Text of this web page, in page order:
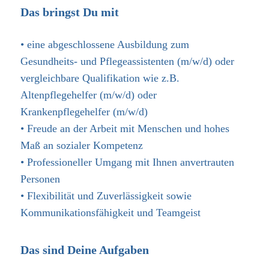
Das bringst Du mit
• eine abgeschlossene Ausbildung zum
Gesundheits- und Pflegeassistenten (m/w/d) oder
vergleichbare Qualifikation wie z.B.
Altenpflegehelfer (m/w/d) oder
Krankenpflegehelfer (m/w/d)
• Freude an der Arbeit mit Menschen und hohes
Maß an sozialer Kompetenz
• Professioneller Umgang mit Ihnen anvertrauten
Personen
• Flexibilität und Zuverlässigkeit sowie
Kommunikationsfähigkeit und Teamgeist
Das sind Deine Aufgaben